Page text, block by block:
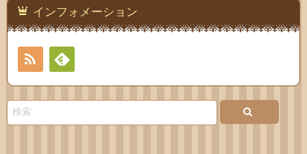
インフォメーション
Feedly